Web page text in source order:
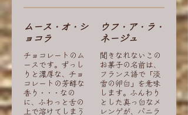
ムース・オ・シ
ョコラ
チョコレートのム
ースです。ずっし
りと濃厚な、チョ
コレートの芳醇な
香り・・・なの
に、ふわっと舌の
上で溶けてしまう
ウフ・ア・ラ・
ネージュ
聞きなれないこの
お菓子の名前は、
フランス語で「淡
雪の卵白」を意味
します。ふんわり
とした真っ白なメ
レンゲが、バニラ